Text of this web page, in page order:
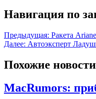
Навигация по
Предыдущая: Ракета
Далее: Автоэксперт
Похожие новости
MacRumors: